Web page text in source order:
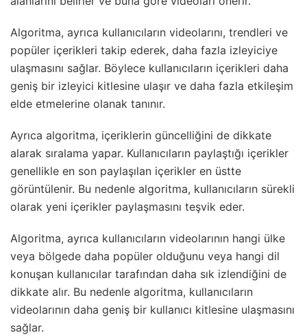
Algoritma, ayrıca kullanıcıların videolarını, trendleri ve
popüler içerikleri takip ederek, daha fazla izleyiciye
ulaşmasını sağlar. Böylece kullanıcıların içerikleri daha
geniş bir izleyici kitlesine ulaşır ve daha fazla etkileşim
elde etmelerine olanak tanınır.
Ayrıca algoritma, içeriklerin güncelliğini de dikkate
alarak sıralama yapar. Kullanıcıların paylaştığı içerikler
genellikle en son paylaşılan içerikler en üstte
görüntülenir. Bu nedenle algoritma, kullanıcıların sürekli
olarak yeni içerikler paylaşmasını teşvik eder.
Algoritma, ayrıca kullanıcıların videolarının hangi ülke
veya bölgede daha popüler olduğunu veya hangi dil
konuşan kullanıcılar tarafından daha sık izlendiğini de
dikkate alır. Bu nedenle algoritma, kullanıcıların
videolarının daha geniş bir kullanıcı kitlesine ulaşmasını
sağlar.